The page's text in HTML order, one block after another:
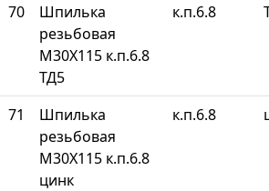
70
Шпилька
резьбовая
М30Х115 к.п.6.8
ТД5
к.п.6.8
71
Шпилька
резьбовая
М30Х115 к.п.6.8
цинк
к.п.6.8